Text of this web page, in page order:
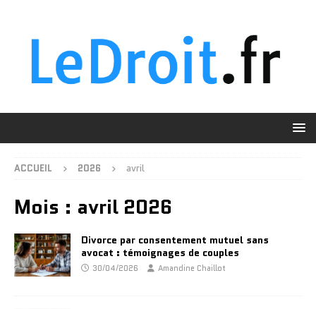
ACCUEIL 2026 avril
Mois : avril 2026
Divorce par consentement mutuel sans
avocat : témoignages de couples
30/04/2026 Amandine Chaillot